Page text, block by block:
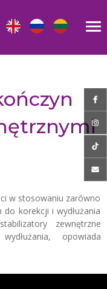
w stosowaniu zarówno
korekcji i wydłużania
zewnętrzne
opowiada